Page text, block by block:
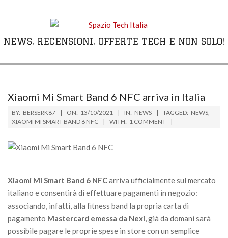
NEWS, RECENSIONI, OFFERTE TECH E NON SOLO!
Menu
Xiaomi Mi Smart Band 6 NFC arriva in Italia
BY: BERSERK87 ON: 13/10/2021 IN: NEWS TAGGED: NEWS
XIAOMI MI SMART BAND 6 NFC
WITH: 1 COMMENT
Xiaomi Mi Smart Band 6 NFCarriva ufficialmente sul mercato
italiano e consentirà di effettuare pagamenti in negozio:
associando, infatti, alla fitness band la propria carta di
pagamento Mastercard emessa da Nexi, già da domani sarà
possibile pagare le proprie spese in store con un semplice